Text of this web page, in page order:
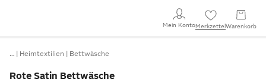
Mein KontoMerkzettel Warenkorb
… Heimtextilien Bettwäsche
Rote Satin Bettwäsche